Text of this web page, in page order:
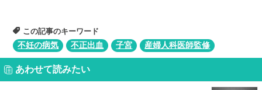
この記事のキーワード
不妊の病気
不正出血 子宮 産婦人科医師監修
あわせて読みたい